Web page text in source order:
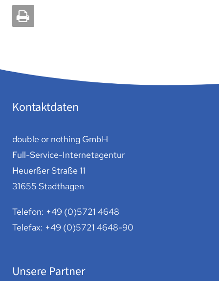
Kontaktdaten
double or nothing GmbH
Full-Service-Internetagentur
Heuerßer Straße 11
31655 Stadthagen
Telefon: +49 (0)5721 4648
Telefax: +49 (0)5721 4648-90
Unsere Partner